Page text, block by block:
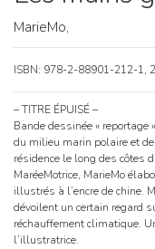
MarieMo,
ISBN: 978-2-88901-212-1,
– TITRE ÉPUISÉ –
Bande dessinée « reportage
du milieu marin polaire et
résidence le long des côtes
MaréeMotrice, MarieMo
illustrés à l’encre de chine.
dévoilent un certain regard
réchauffement climatique.
l’illustratrice.